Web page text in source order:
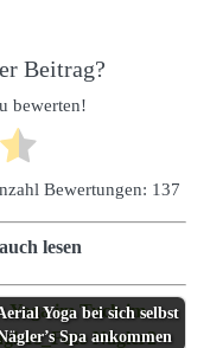
Beitrag?
bewerten!
Bewertungen: 137
lesen
Yoga bei sich selbst
Spa ankommen